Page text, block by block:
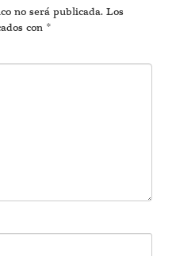
no será publicada. Los
con *